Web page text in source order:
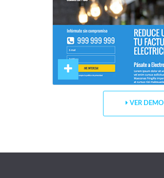
VER DEMO